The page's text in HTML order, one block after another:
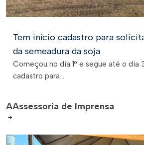
Tem início cadastro para
da semeadura da soja
Começou no dia 1º e segue até o dia
cadastro para...
AAssessoria de Imprensa